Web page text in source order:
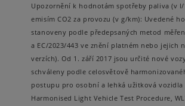
Upozornění k hodnotám spotřeby paliva (v l/
emisím CO2 za provozu (v g/km): Uvedené
stanoveny podle předepsaných metod
a EC/2023/443 ve znění platném nebo jejich
verzích). Od 1. září 2017 jsou určité nové
schváleny podle celosvětově
postupu pro osobní a lehká užitková vozidla
Harmonised Light Vehicle Test Procedure,